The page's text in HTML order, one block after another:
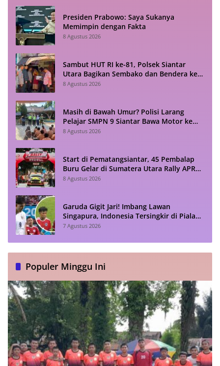
Presiden Prabowo: Saya Sukanya
Memimpin dengan Fakta
8 Agustus 2026
Sambut HUT RI ke-81, Polsek Siantar
Utara Bagikan Sembako dan Bendera ke
Warga
8 Agustus 2026
Masih di Bawah Umur? Polisi Larang
Pelajar SMPN 9 Siantar Bawa Motor ke
Sekolah
8 Agustus 2026
Start di Pematangsiantar, 45 Pembalap
Buru Gelar di Sumatera Utara Rally APRC
2026
8 Agustus 2026
Garuda Gigit Jari! Imbang Lawan
Singapura, Indonesia Tersingkir di Piala
ASEAN 2026
7 Agustus 2026
Populer Minggu Ini